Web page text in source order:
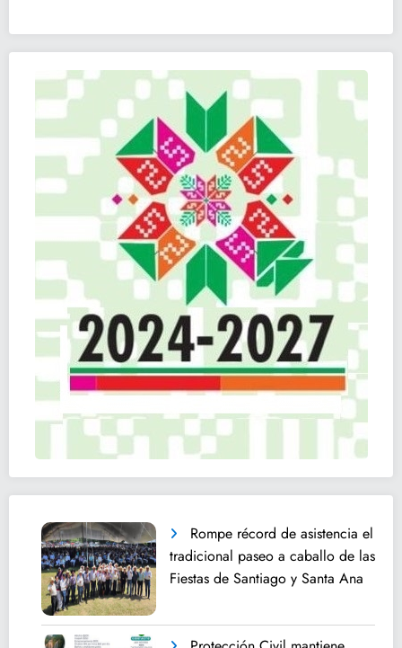
Rompe récord de asistencia el
tradicional paseo a caballo de las
Fiestas de Santiago y Santa Ana